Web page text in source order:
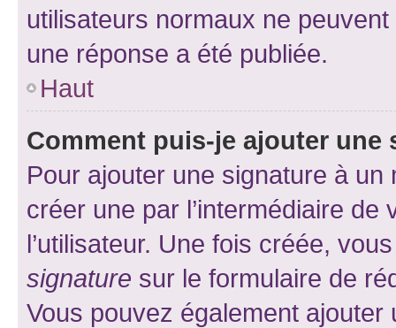
utilisateurs normaux ne
une réponse a été publiée.
Haut
Comment puis-je ajouter une
Pour ajouter une signature à un
créer une par l’intermédiaire
l’utilisateur. Une fois créée,
signature sur le formulaire de
Vous pouvez également